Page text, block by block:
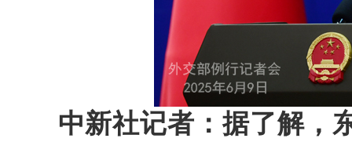
中新社记者：据了解，